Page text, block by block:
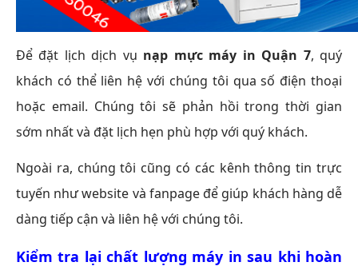
Để đặt lịch dịch vụ nạp mực máy in Quận 7, quý
khách có thể liên hệ với chúng tôi qua số điện thoại
hoặc email. Chúng tôi sẽ phản hồi trong thời gian
sớm nhất và đặt lịch hẹn phù hợp với quý khách.
Ngoài ra, chúng tôi cũng có các kênh thông tin trực
tuyến như website và fanpage để giúp khách hàng dễ
dàng tiếp cận và liên hệ với chúng tôi.
Kiểm tra lại chất lượng máy in sau khi hoàn